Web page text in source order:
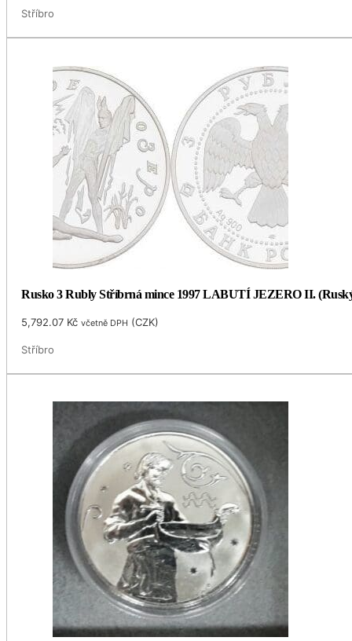
Stříbro
Rusko 3 Rubly Stříbrná mince 1997 LABUTÍ JEZERO II.
5,792.07 Kč včetně DPH (CZK)
Stříbro